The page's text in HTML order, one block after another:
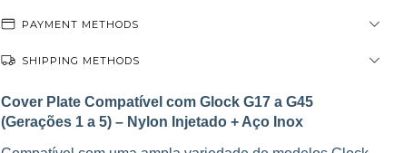
PAYMENT METHODS
SHIPPING METHODS
Cover Plate Compatível com Glock G17 a G45
(Gerações 1 a 5) – Nylon Injetado + Aço Inox